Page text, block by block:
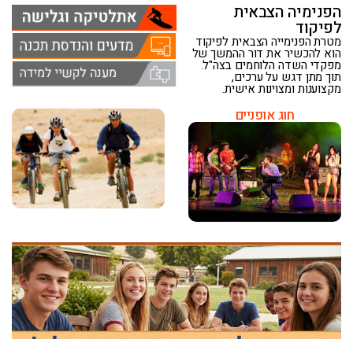
הפנימיה הצבאית
לפיקוד
מטרת הפנימייה הצבאית לפיקוד
הוא להכשיר את דור ההמשך של
מפקדי השדה הלוחמים בצה"ל.
תוך מתן דגש על ערכים,
מקצוענות ומצוינות אישית.
חוג אופניים